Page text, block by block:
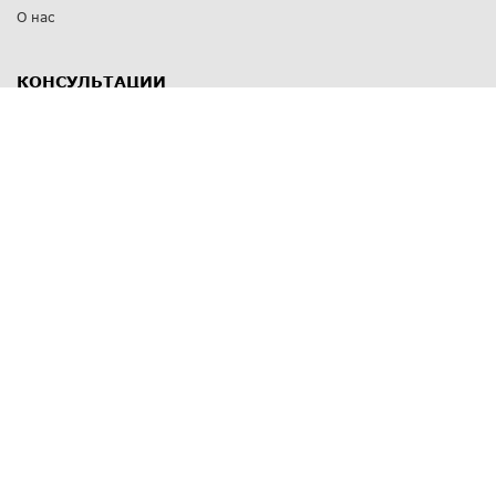
О нас
КОНСУЛЬТАЦИИ